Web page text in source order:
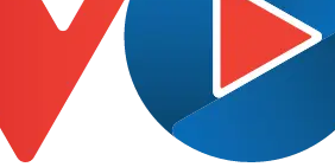
Tình yêu - Gia đình
Âm nhạc